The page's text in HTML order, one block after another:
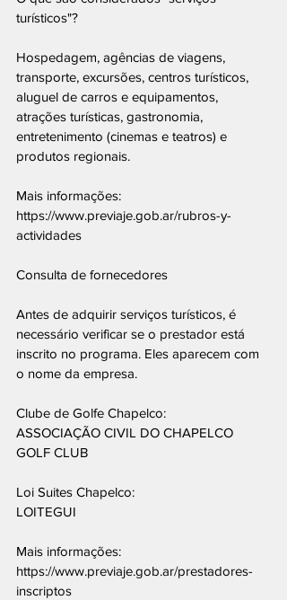
turísticos"?
Hospedagem, agências de viagens,
transporte, excursões, centros turísticos,
aluguel de carros e equipamentos,
atrações turísticas, gastronomia,
entretenimento (cinemas e teatros) e
produtos regionais.
Mais informações:
https://www.previaje.gob.ar/rubros-y-
actividades
Consulta de fornecedores
Antes de adquirir serviços turísticos, é
necessário verificar se o prestador está
inscrito no programa. Eles aparecem com
o nome da empresa.
Clube de Golfe Chapelco:
ASSOCIAÇÃO CIVIL DO CHAPELCO
GOLF CLUB
Loi Suites Chapelco:
LOITEGUI
Mais informações:
https://www.previaje.gob.ar/prestadores-
inscriptos